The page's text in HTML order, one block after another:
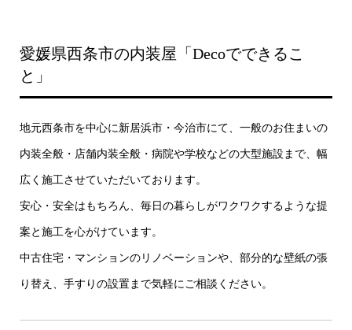
愛媛県西条市の内装屋「Decoでできるこ
と」
地元西条市を中心に新居浜市・今治市にて、一般のお住まいの
内装全般・店舗内装全般・病院や学校などの大型施設まで、幅
広く施工させていただいております。
安心・安全はもちろん、毎日の暮らしがワクワクするような提
案と施工を心がけています。
中古住宅・マンションのリノベーションや、部分的な壁紙の張
り替え、手すりの設置まで気軽にご相談ください。